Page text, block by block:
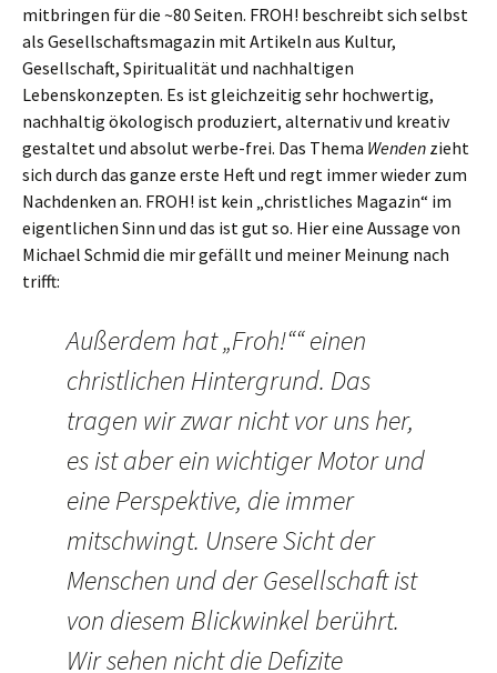
mitbringen für die ~80 Seiten. FROH! beschreibt sich selbst
als Gesellschaftsmagazin mit Artikeln aus Kultur,
Gesellschaft, Spiritualität und nachhaltigen
Lebenskonzepten. Es ist gleichzeitig sehr hochwertig,
nachhaltig ökologisch produziert, alternativ und kreativ
gestaltet und absolut werbe-frei. Das Thema Wenden zieht
sich durch das ganze erste Heft und regt immer wieder zum
Nachdenken an. FROH! ist kein „christliches Magazin“ im
eigentlichen Sinn und das ist gut so. Hier eine Aussage von
Michael Schmid die mir gefällt und meiner Meinung nach
trifft:
Außerdem hat „Froh!““ einen
christlichen Hintergrund. Das
tragen wir zwar nicht vor uns her,
es ist aber ein wichtiger Motor und
eine Perspektive, die immer
mitschwingt. Unsere Sicht der
Menschen und der Gesellschaft ist
von diesem Blickwinkel berührt.
Wir sehen nicht die Defizite